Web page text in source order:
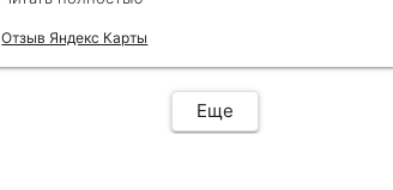
после оплаты в бот, активация прошла
успешно, спасибо 👍
Отзыв Яндекс Карты
Еще